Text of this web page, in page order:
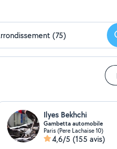
Ilyes Bekhchi
Gambetta automobile
Paris (Pere Lachaise 10)
4,6/5 (155 avis)